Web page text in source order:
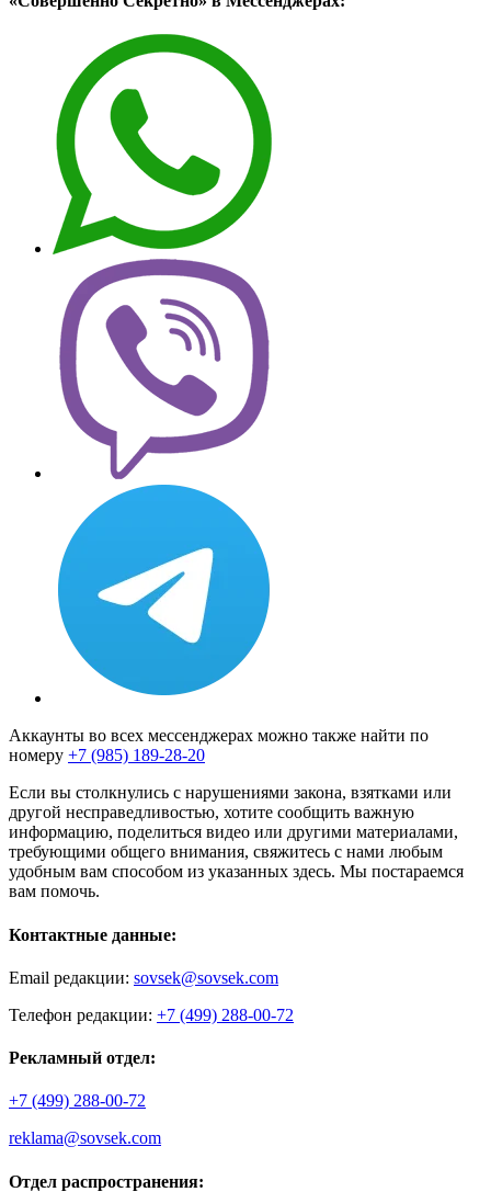
Аккаунты во всех мессенджерах можно также найти по
номеру +7 (985) 189-28-20
Если вы столкнулись с нарушениями закона, взятками или
другой несправедливостью, хотите сообщить важную
информацию, поделиться видео или другими материалами,
требующими общего внимания, свяжитесь с нами любым
удобным вам способом из указанных здесь. Мы постараемся
вам помочь.
Контактные данные:
Email редакции: sovsek@sovsek.com
Телефон редакции: +7 (499) 288-00-72
Рекламный отдел:
+7 (499) 288-00-72
reklama@sovsek.com
Отдел распространения: